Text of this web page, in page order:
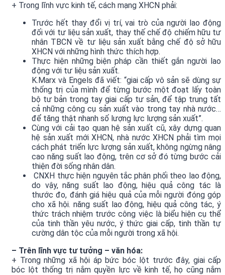
+ Trong lĩnh vực kinh tế, cách mạng XHCN phải:
Trước hết thay đổi vị trí, vai trò của người lao động
đối với tư liệu sản xuất, thay thế chế độ chiếm hữu tư
nhân TBCN về tư liệu sản xuất bằng chế độ sở hữu
XHCN với những hình thức thích hợp.
Thực hiện những biện pháp cần thiết gắn người lao
động với tư liệu sản xuất.
K.Marx và Engels đã viết: “giai cấp vô sản sẽ dùng sự
thống trị của mình để từng bước một đoạt lấy toàn
bộ tư bản trong tay giai cấp tư sản, để tập trung tất
cả những công cụ sản xuất vào trong tay nhà nước…
để tăng thật nhanh số lượng lực lượng sản xuất”.
Cùng với cải tạo quan hệ sản xuất cũ, xây dựng quan
hệ sản xuất mới XHCN, nhà nước XHCN phải tìm mọi
cách phát triển lực lượng sản xuất, không ngừng nâng
cao năng suất lao động, trên cơ sở đó từng bước cải
thiện đời sống nhân dân.
CNXH thực hiện nguyên tắc phân phối theo lao động,
do vậy, năng suất lao động, hiệu quả công tác là
thước đo, đánh giá hiệu quả của mỗi người đóng góp
cho xã hội. năng suất lao động, hiệu quả công tác, ý
thức trách nhiệm trước công việc là biểu hiện cụ thể
của tinh thần yêu nước, ý thức giai cấp, tinh thần tự
cường dân tộc của mỗi người trong xã hội.
– Trên lĩnh vực tư tưởng – văn hóa:
+ Trong những xã hội áp bức bóc lột trước đây, giai cấp
bóc lột thống trị nắm quyền lực về kinh tế, họ cũng nắm